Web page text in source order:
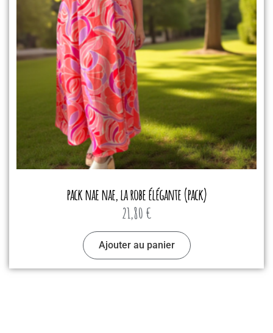
pack nae nae, la robe élégante (pack)
21,80 €
Ajouter au panier